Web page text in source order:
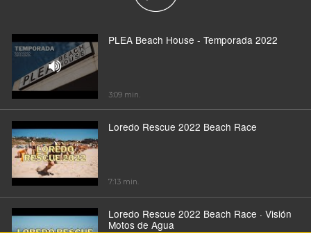
PLEA Beach House - Temporada 2022
3:09 min.
Loredo Rescue 2022 Beach Race
7:13 min.
Loredo Rescue 2022 Beach Race · Visión
Motos de Agua